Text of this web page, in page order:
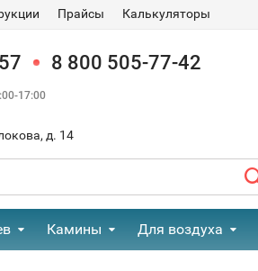
Прайсы Калькуляторы
8 800 505-77-42
17:00
д. 14
Камины Для воздуха